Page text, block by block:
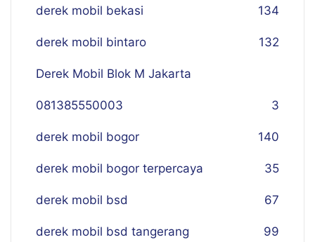
derek mobil bekasi 134
derek mobil bintaro 132
Derek Mobil Blok M Jakarta
081385550003 3
derek mobil bogor 140
derek mobil bogor terpercaya 35
derek mobil bsd 67
derek mobil bsd tangerang 99